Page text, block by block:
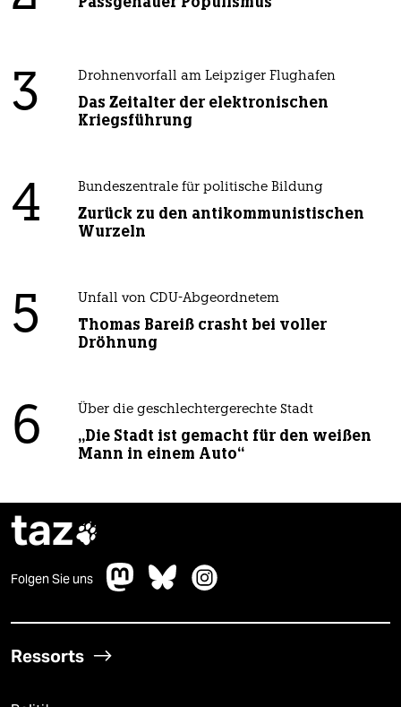
3 Drohnenvorfall am Leipziger Flughafen
Das Zeitalter der elektronischen
Kriegsführung
4 Bundeszentrale für politische Bildung
Zurück zu den antikommunistischen
Wurzeln
5 Unfall von CDU-Abgeordnetem
Thomas Bareiß crasht bei voller
Dröhnung
6 Über die geschlechtergerechte Stadt
„Die Stadt ist gemacht für den weißen
Mann in einem Auto“
taz
Folgen Sie uns
Ressorts